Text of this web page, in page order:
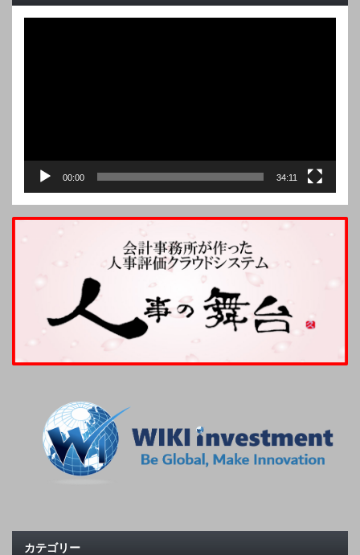
00:00 34:11
カテゴリー